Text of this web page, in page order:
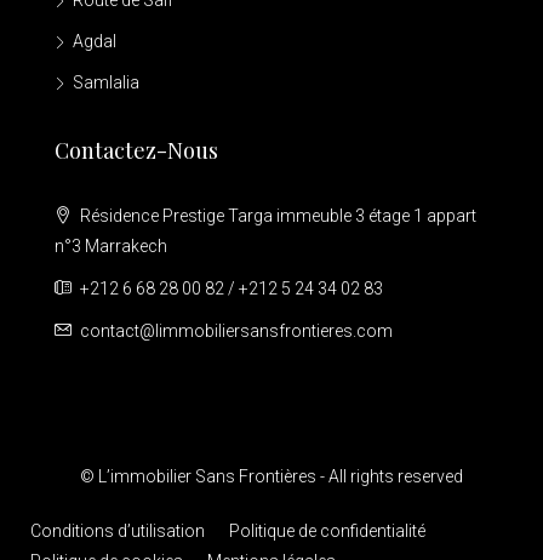
Agdal
Samlalia
Contactez-Nous
Résidence Prestige Targa immeuble 3 étage 1 appart
n°3 Marrakech
+212 6 68 28 00 82 / +212 5 24 34 02 83
contact@limmobiliersansfrontieres.com
© L’immobilier Sans Frontières - All rights reserved
Conditions d’utilisation
Politique de confidentialité